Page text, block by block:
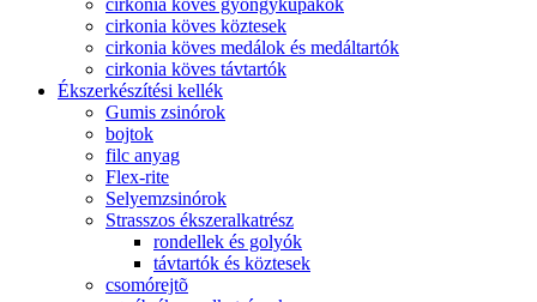
cirkonia köves gyöngykupakok
cirkonia köves köztesek
cirkonia köves medálok és medáltartók
cirkonia köves távtartók
Ékszerkészítési kellék
Gumis zsinórok
bojtok
filc anyag
Flex-rite
Selyemzsinórok
Strasszos ékszeralkatrész
rondellek és golyók
távtartók és köztesek
csomórejtõ